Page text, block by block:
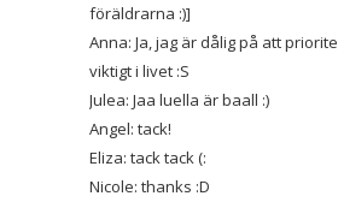
föräldrarna :)]
Anna: Ja, jag är dålig på att
viktigt i livet :S
Julea: Jaa luella är baall :)
Angel: tack!
Eliza: tack tack (:
Nicole: thanks :D